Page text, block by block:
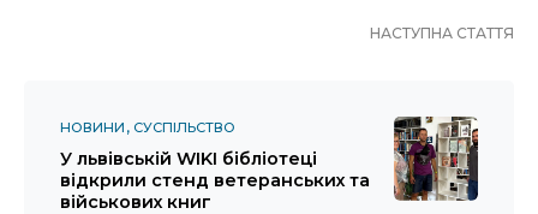
НАСТУПНА СТАТТЯ
НОВИНИ СУСПІЛЬСТВО
У львівській WIKI бібліотеці
відкрили стенд ветеранських та
військових книг